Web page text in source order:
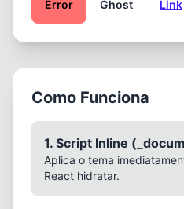
Error Ghost Link
Como Funciona
1. Script Inline
Aplica o tema
React hidratar.